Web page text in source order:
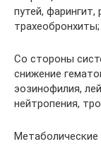
путей, фарингит,
Со стороны
снижение
эозинофилия,
нейтропения,